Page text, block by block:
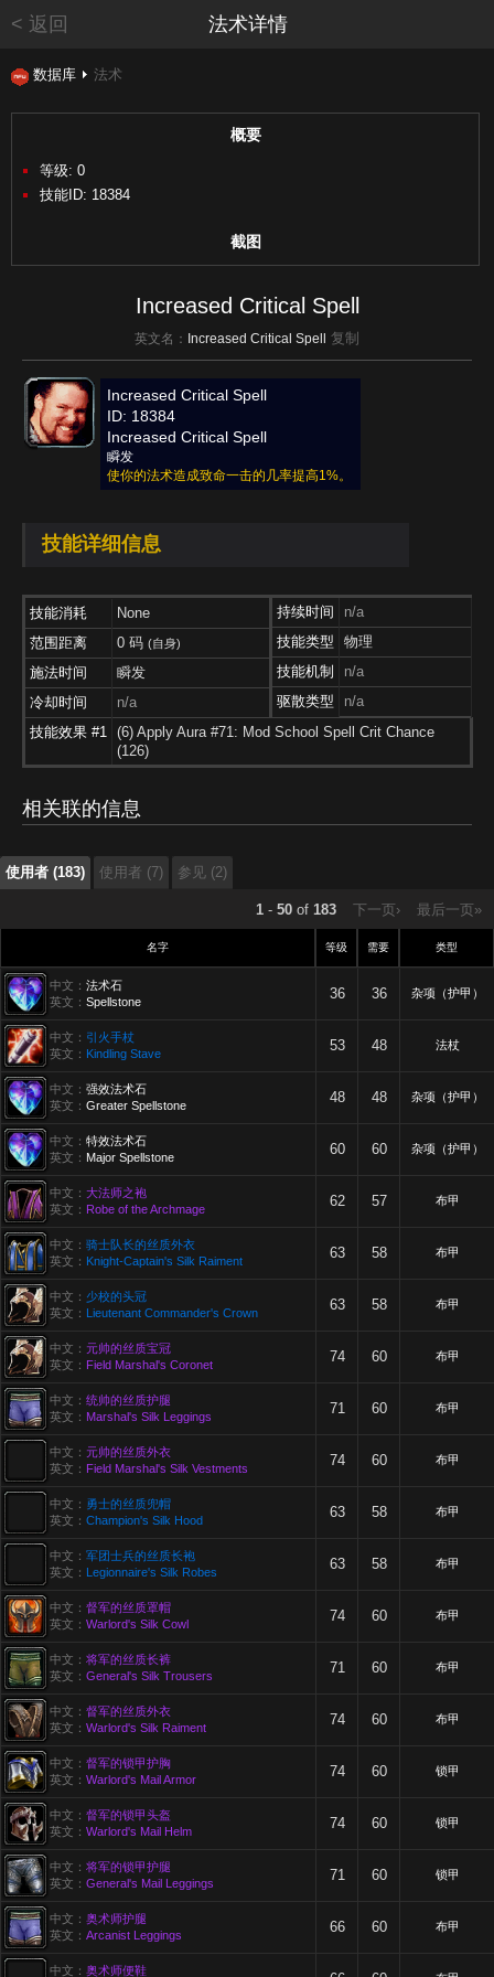
< 返回 法术详情
数据库 法术
概要
等级: 0
技能ID: 18384
截图
Increased Critical Spell
英文名： Increased Critical Spell 复制
Increased Critical Spell
ID: 18384
Increased Critical Spell
瞬发
使你的法术造成致命一击的几率提高1%。
技能详细信息
持续时间
n/a
技能类型
物理
技能机制
n/a
驱散类型
n/a
技能消耗
None
范围距离
0 码 (自身)
施法时间
瞬发
冷却时间
n/a
技能效果 #1
(6) Apply Aura #71: Mod School Spell Crit Chance
(126)
相关联的信息
使用者 (183) 使用者 (7) 参见 (2)
使用者 (183) 使用者 (7)
使用者 (183) 使用者 (7) 参见 (2)
1 -50 of 183 下一页› 最后一页»
名字 等级 需要 类型
中文： 法术石
英文： Spellstone 36 36 杂项（护甲）
中文： 引火手杖
英文： Kindling Stave 53 48 法杖
中文： 强效法术石
英文： Greater Spellstone 48 48 杂项（护甲）
中文： 特效法术石
英文： Major Spellstone 60 60 杂项（护甲）
中文： 大法师之袍
英文： Robe of the Archmage 62 57 布甲
中文： 骑士队长的丝质外衣
英文： Knight-Captain's Silk Raiment 63 58 布甲
中文： 少校的头冠
英文： Lieutenant Commander's Crown 63 58 布甲
中文： 元帅的丝质宝冠
英文： Field Marshal's Coronet 74 60 布甲
中文： 统帅的丝质护腿
英文： Marshal's Silk Leggings 71 60 布甲
中文： 元帅的丝质外衣
英文： Field Marshal's Silk Vestments 74 60 布甲
中文： 勇士的丝质兜帽
英文： Champion's Silk Hood 63 58 布甲
中文： 军团士兵的丝质长袍
英文： Legionnaire's Silk Robes 63 58 布甲
中文： 督军的丝质罩帽
英文： Warlord's Silk Cowl 74 60 布甲
中文： 将军的丝质长裤
英文： General's Silk Trousers 71 60 布甲
中文： 督军的丝质外衣
英文： Warlord's Silk Raiment 74 60 布甲
中文： 督军的锁甲护胸
英文： Warlord's Mail Armor 74 60 锁甲
中文： 督军的锁甲头盔
英文： Warlord's Mail Helm 74 60 锁甲
中文： 将军的锁甲护腿
英文： General's Mail Leggings 71 60 锁甲
中文： 奥术师护腿
英文： Arcanist Leggings 66 60 布甲
中文： 奥术师便鞋